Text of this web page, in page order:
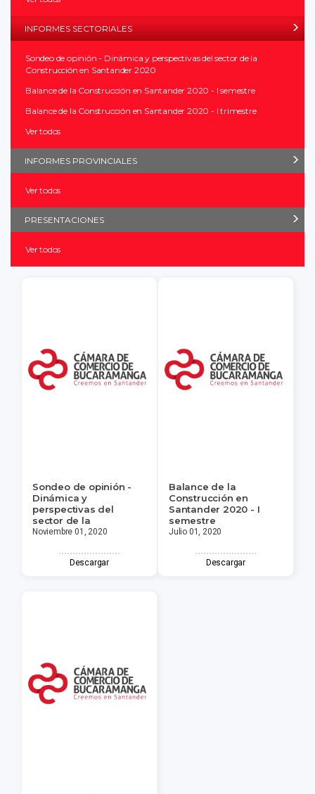
INFORMES SECTORIALES
Sondeo de opinión - Dinámica y perspectivas del sector de la
Construcción en Santander 2020
Balance de la Construcción en Santander 2020 - I semestre
Balance de la Construcción en Santander 2020 - I trimestre
Ver todos
INFORMES PROVINCIALES
Ver todos
PRESENTACIONES
Ver todos
Sondeo de opinión -
Dinámica y
perspectivas del
sector de la
Noviembre 01, 2020
Descargar
Balance de la
Construcción en
Santander 2020 - I
semestre
Julio 01, 2020
Descargar